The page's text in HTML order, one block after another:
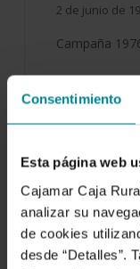
Consentimiento
Esta página web
Cajamar Caja
analizar su
de cookies
desde “Detalles”.
2 de junio de
Campaña